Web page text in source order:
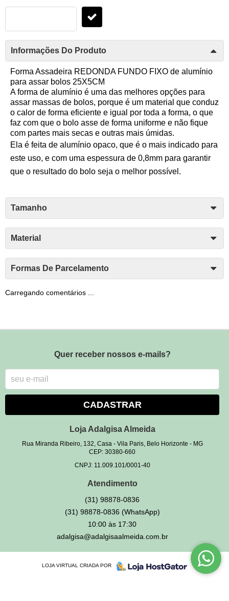
Informações Do Produto
Forma Assadeira REDONDA FUNDO FIXO de alumínio
para assar bolos 25X5CM
A forma de alumínio é uma das melhores opções para
assar massas de bolos, porque é um material que conduz
o calor de forma eficiente e igual por toda a forma, o que
faz com que o bolo asse de forma uniforme e não fique
com partes mais secas e outras mais úmidas.
Ela é feita de alumínio opaco, que é o mais indicado para
este uso, e com uma espessura de 0,8mm para garantir
que o resultado do bolo seja o melhor possível.
Tamanho
Material
Formas De Parcelamento
Carregando comentários ...
Quer receber nossos e-mails?
CADASTRAR
Loja Adalgisa Almeida
Rua Miranda Ribeiro, 132, Casa- Vila Paris, Belo Horizonte - MG
CEP: 30380-660
CNPJ: 11.009.101/0001-40
Atendimento
(31) 98878-0836
(31) 98878-0836 (WhatsApp)
10:00 às 17:30
adalgisa@adalgisaalmeida.com.br
LOJA VIRTUAL CRIADA POR